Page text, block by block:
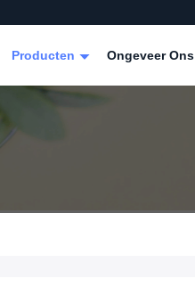
Producten Ongeveer Ons